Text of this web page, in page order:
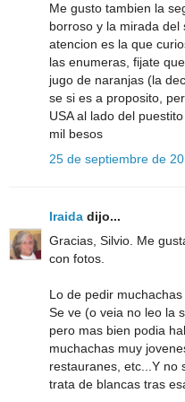
Me gusto tambien la
borroso y la mirada del
atencion es la que
las enumeras, fijate
jugo de naranjas (la
se si es a proposito,
USA al lado del
mil besos
25 de septiembre de
Iraida dijo...
Gracias, Silvio. Me
con fotos.
Lo de pedir
Se ve (o veia no leo la
pero mas bien podia
muchachas muy
restauranes, etc...Y no
trata de blancas tras